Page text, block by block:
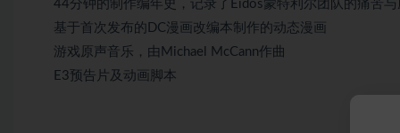
44分钟的制作编年史，记录了Eidos蒙特利尔团队的痛苦与
基于首次发布的DC漫画改编本制作的动态漫画
游戏原声音乐，由Michael McCann作曲
E3预告片及动画脚本